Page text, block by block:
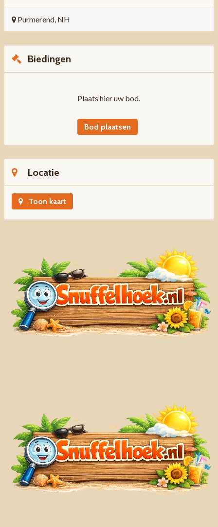
Purmerend, NH
Biedingen
Plaats hier uw bod.
Bod plaatsen
Locatie
Toon kaart